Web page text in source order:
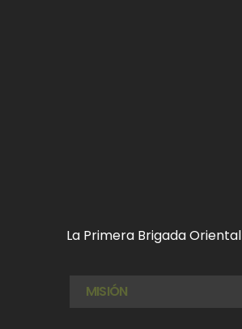
La Primera Brigada Oriental
MISIÓN